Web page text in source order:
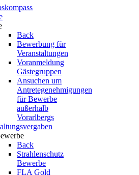
Back
Bewerbung für
Veranstaltungen
Voranmeldung
Gästegruppen
Ansuchen um
Antretegenehmigungen
für Bewerbe
außerhalb
Vorarlbergs
Back
Strahlenschutz
Bewerbe
FLA Gold